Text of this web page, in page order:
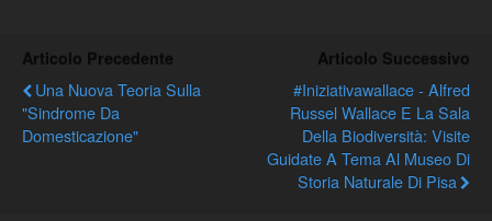
Articolo Precedente
Una Nuova Teoria Sulla
"sindrome Da
Domesticazione"
Articolo Successivo
#Iniziativawallace - Alfred
Russel Wallace E La Sala
Della Biodiversità: Visite
Guidate A Tema Al Museo Di
Storia Naturale Di Pisa